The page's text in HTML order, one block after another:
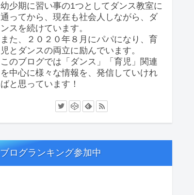
幼少期に習い事の1つとしてダンス教室に
通ってから、現在も社会人しながら、ダ
ンスを続けています。
また、２０２０年８月にパパになり、育
児とダンスの両立に励んでいます。
このブログでは「ダンス」「育児」関連
を中心に様々な情報を、発信していけれ
ばと思っています！
ブログランキング参加中